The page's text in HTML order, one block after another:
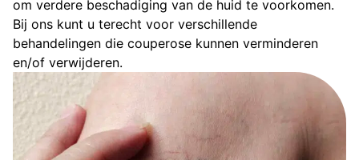
om verdere beschadiging van de huid te voorkomen.
Bij ons kunt u terecht voor verschillende
behandelingen die couperose kunnen verminderen
en/of verwijderen.